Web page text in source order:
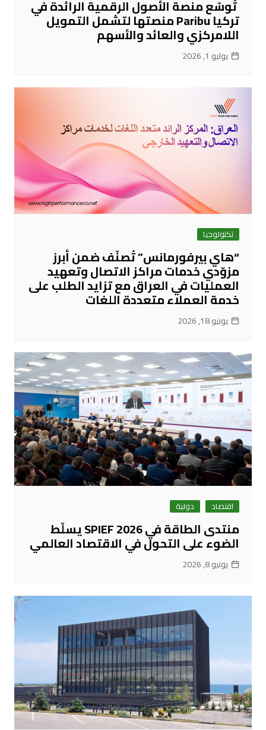
تُوسّع منصة الأصول الرقمية الرائدة في
تركيا Paribu منصتها لتشمل التمويل
اللامركزي والعائد والأسهم
يوليو 1, 2026
تكنولوجيا
“هاي بيرفورمانس” تُصنّف ضمن أبرز
مزوّدي خدمات مراكز الاتصال وتعهيد
العمليات في العراق مع تزايد الطلب على
خدمة العملاء متعددة اللغات
يونيو 18, 2026
اقتصاد دولية
منتدى الطاقة في SPIEF 2026 يسلّط
الضوء على التحول في الاقتصاد العالمي
يونيو 8, 2026